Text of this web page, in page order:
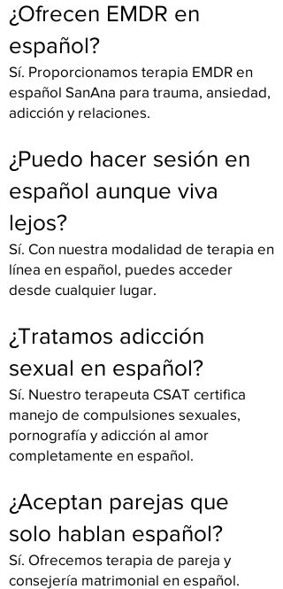
¿Ofrecen EMDR en
español?
Sí. Proporcionamos terapia EMDR en
español SanAna para trauma, ansiedad,
adicción y relaciones.
¿Puedo hacer sesión en
español aunque viva
lejos?
Sí. Con nuestra modalidad de terapia en
línea en español, puedes acceder
desde cualquier lugar.
¿Tratamos adicción
sexual en español?
Sí. Nuestro terapeuta CSAT certifica
manejo de compulsiones sexuales,
pornografía y adicción al amor
completamente en español.
¿Aceptan parejas que
solo hablan español?
Sí. Ofrecemos terapia de pareja y
consejería matrimonial en español.